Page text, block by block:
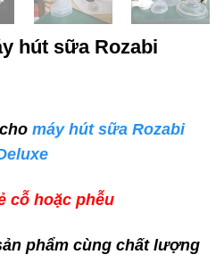
hút sữa Rozabi
máy hút sữa Rozabi
cỗ hoặc phễu
phẩm cùng chất lượng